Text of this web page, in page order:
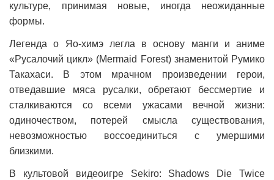
культуре, принимая новые, иногда неожиданные
формы.
Легенда о Яо-химэ легла в основу манги и аниме
«Русалочий цикл» (Mermaid Forest) знаменитой Румико
Такахаси. В этом мрачном произведении герои,
отведавшие мяса русалки, обретают бессмертие и
сталкиваются со всеми ужасами вечной жизни:
одиночеством, потерей смысла существования,
невозможностью воссоединиться с умершими
близкими.
В культовой видеоигре Sekiro: Shadows Die Twice